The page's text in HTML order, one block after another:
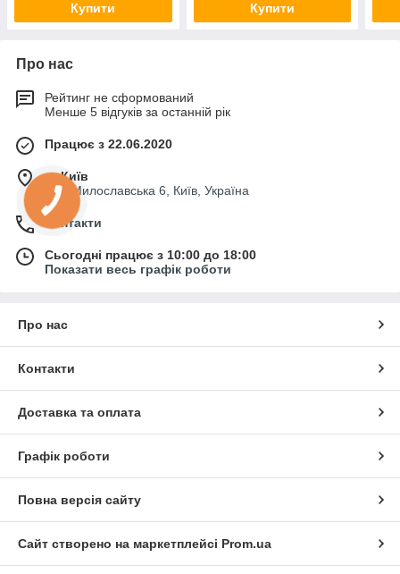
Купити Купити
Про нас
Рейтинг не сформований
Менше 5 відгуків за останній рік
Працює з 22.06.2020
м. Київ
вул. Милославська 6, Київ, Україна
Контакти
Сьогодні працює з 10:00 до 18:00
Показати весь графік роботи
Про нас
Контакти
Доставка та оплата
Графік роботи
Повна версія сайту
Сайт створено на маркетплейсі Prom.ua